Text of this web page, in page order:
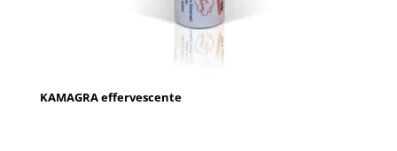
KAMAGRA effervescente